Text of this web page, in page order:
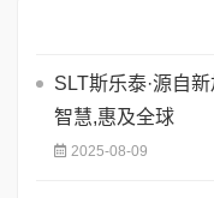
SLT斯乐泰·源自
智慧,惠及全球
2025-08-09